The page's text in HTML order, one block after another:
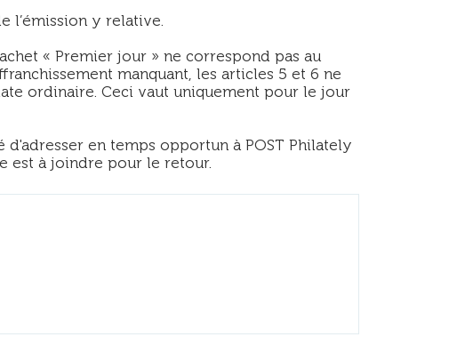
l’émission y relative.
« Premier jour » ne correspond pas au
manquant, les articles 5 et 6 ne
ordinaire. Ceci vaut uniquement pour le jour
en temps opportun à POST Philately
est à joindre pour le retour.